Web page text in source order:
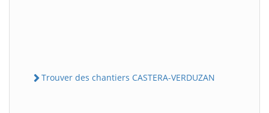
Trouver des chantiers CASTERA-VERDUZAN